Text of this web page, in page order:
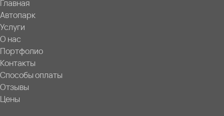
Главная
Автопарк
Услуги
О нас
Портфолио
Контакты
Способы оплаты
Отзывы
Цены